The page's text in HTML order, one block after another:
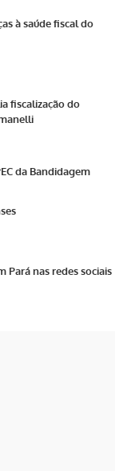
à saúde fiscal do
fiscalização do
da Bandidagem
Pará nas redes sociais